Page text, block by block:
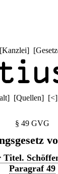
[Kanzlei] [
] [Quellen] [<]
§ 49 GVG
Paragraf 49